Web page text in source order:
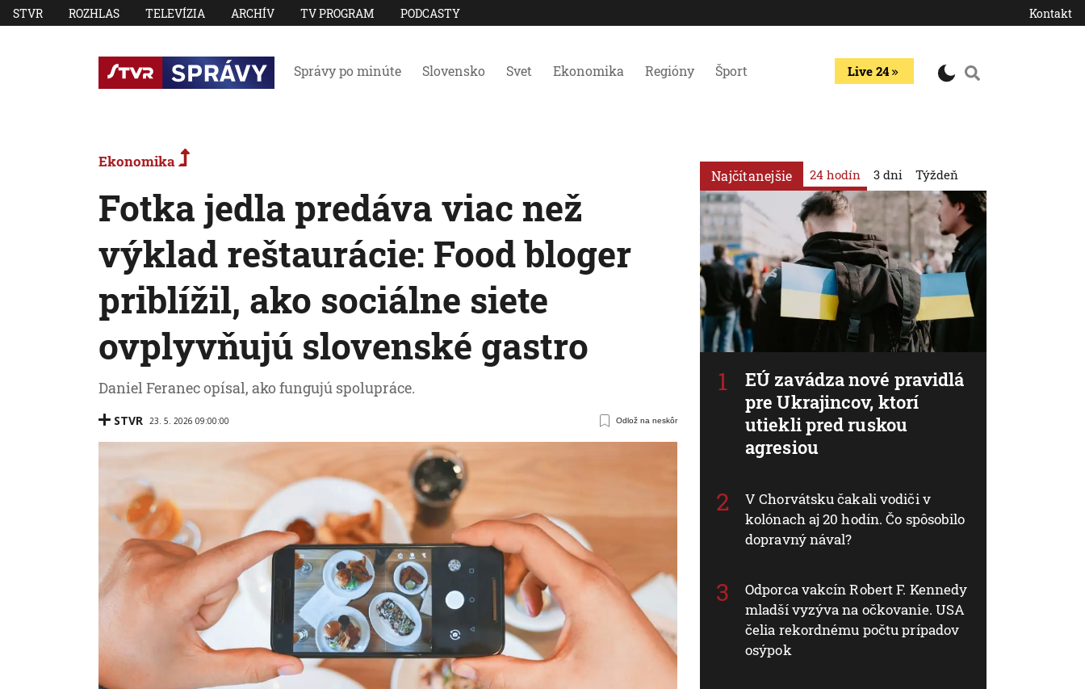
STVR ROZHLAS TELEVÍZIA ARCHÍV TV PROGRAM PODCASTY Kontakt
Správy po minúte Slovensko Svet Ekonomika Regióny Šport Live 24
Ekonomika
Fotka jedla predáva viac než
výklad reštaurácie: Food bloger
priblížil, ako sociálne siete
ovplyvňujú slovenské gastro
Daniel Feranec opísal, ako fungujú spolupráce.
STVR 23. 5. 2026 09:00:00 Odlož na neskôr
Najčítanejšie 24 hodín
EÚ zavádza nové pravidlá
pre Ukrajincov, ktorí
utiekli pred ruskou
agresiou
V Chorvátsku čakali vodiči v
kolónach aj 20 hodín. Čo spôsobilo
dopravný nával?
Odporca vakcín Robert F. Kennedy
mladší vyzýva na očkovanie. USA
čelia rekordnému počtu prípadov
osýpok
3 dni Týždeň